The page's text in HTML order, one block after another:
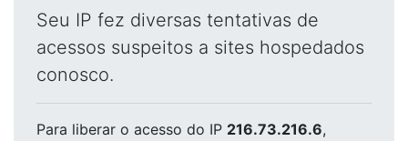
Seu IP fez diversas tentativas de
acessos suspeitos a sites hospedados
conosco.
Para liberar o acesso do IP 216.73.216.6,